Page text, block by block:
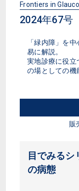
Frontiers in
2024年67号
「緑内障」を
易に解説。
実地診療に役立
の場としての機
販
目でみる
の病態